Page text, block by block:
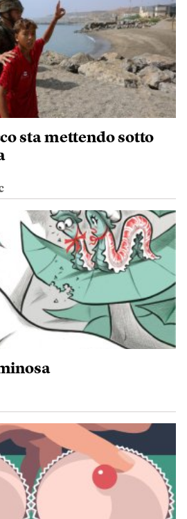
sta mettendo sotto